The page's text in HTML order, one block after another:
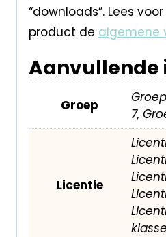
“downloads”. Lees
product de algemene
Groep
7,
Licentie